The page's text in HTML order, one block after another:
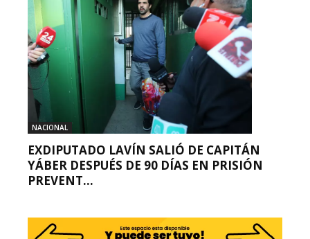
NACIONAL
EXDIPUTADO LAVÍN SALIÓ DE CAPITÁN
YÁBER DESPUÉS DE 90 DÍAS EN PRISIÓN
PREVENT...